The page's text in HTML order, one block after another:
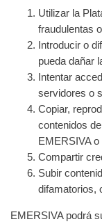
Utilizar la
fraudulentas
Introducir o
pueda dañar
Intentar
servidores o
Copiar,
contenidos
EMERSIVA
Compartir
Subir
difamatorios,
EMERSIVA podrá